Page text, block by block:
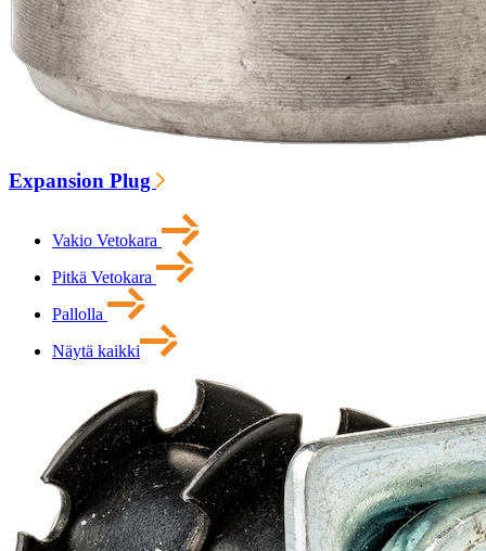
Expansion Plug
Vakio Vetokara
Pitkä Vetokara
Pallolla
Näytä kaikki